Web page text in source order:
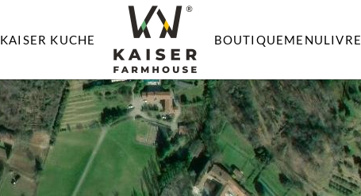
KAISER KUCHE BOUTIQUEMENULIVRE